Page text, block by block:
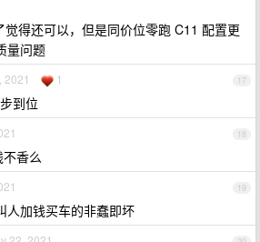
觉得还可以，但是同价位零跑 C11 配置更
量问题
17
2021 1
到位
18
香么
19
人加钱买车的非蠢即坏